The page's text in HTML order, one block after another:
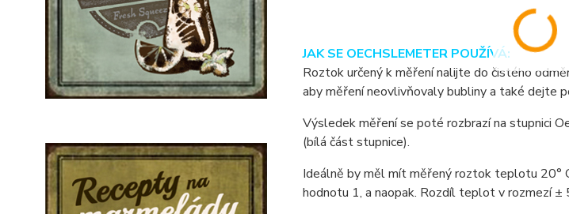
JAK SE OECHSLEMETER POUŽÍVÁ:
Roztok určený k měření nalijte do čistého
aby měření neovlivňovaly bubliny a také dejte
Výsledek měření se poté rozbrazí na stupnici
(bílá část stupnice).
Ideálně by měl mít měřený roztok teplotu 20°
hodnotu 1, a naopak. Rozdíl teplot v rozmezí ±